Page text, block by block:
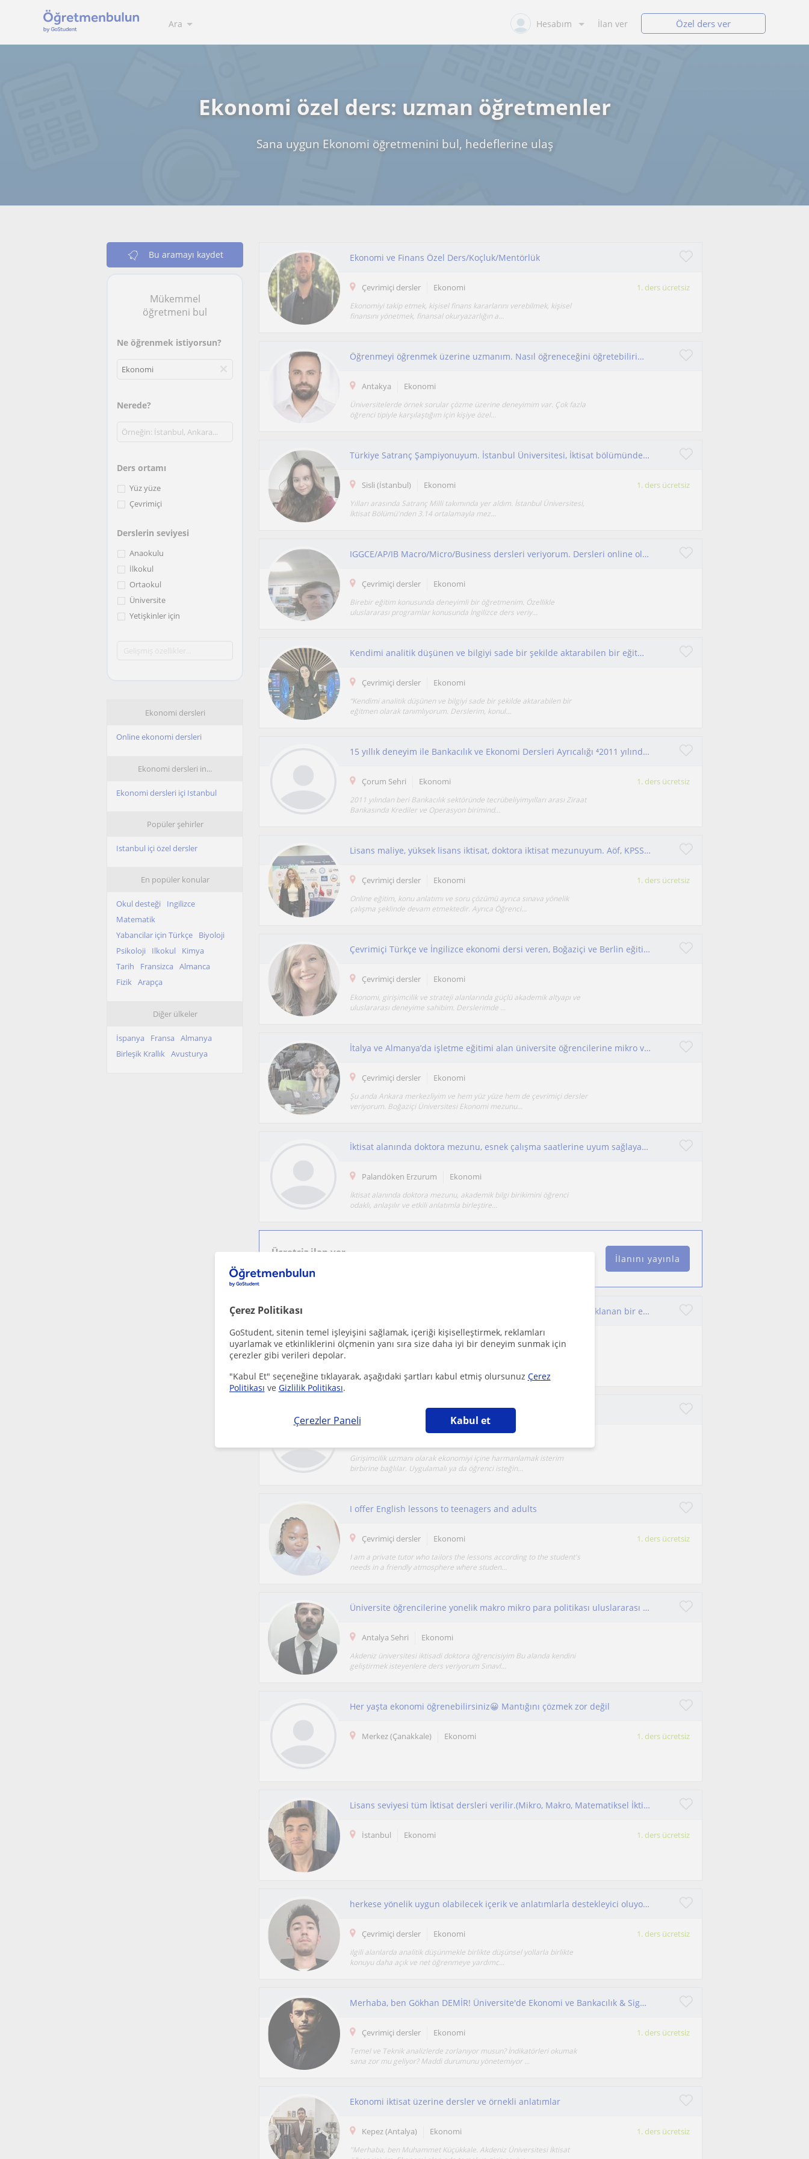
Çerez Politikası
GoStudent, sitenin temel işleyişini sağlamak, içeriği kişiselleştirmek, reklamları
uyarlamak ve etkinliklerini ölçmenin yanı sıra size daha iyi bir deneyim sunmak için
çerezler gibi verileri depolar.
"Kabul Et" seçeneğine tıklayarak, aşağıdaki şartları kabul etmiş olursunuz Çerez
Politikası ve Gizlilik Politikası.
Çerezler Paneli Kabul et
Ara Hesabım İlan ver Özel ders ver
Ekonomi özel ders: uzman öğretmenler
Sana uygun Ekonomi öğretmenini bul, hedeflerine ulaş
Bu aramayı kaydet
Mükemmel
öğretmeni bul
Ne öğrenmek istiyorsun?
Nerede?
Ders ortamı
Yüz yüze
Çevrimiçi
Derslerin seviyesi
Anaokulu
İlkokul
Ortaokul
Üniversite
Yetişkinler için
Ekonomi dersleri
Online ekonomi dersleri
Ekonomi dersleri in...
Ekonomi dersleri içi Istanbul
Popüler şehirler
Istanbul içi özel dersler
En popüler konular
Okul desteği
Ingilizce
Matematik
Yabancilar için Türkçe
Biyoloji
Psikoloji
Ilkokul
Kimya
Tarih
Fransizca
Almanca
Fizik Arapça
Diğer ülkeler
İspanya Fransa
Almanya
Birleşik Krallık Avusturya
Ekonomi ve Finans Özel Ders/Koçluk/Mentörlük
Çevrimiçi dersler Ekonomi 1. ders ücretsiz
Ekonomiyi takip etmek, kişisel finans kararlarını verebilmek, kişisel
finansını yönetmek, finansal okuryazarlığın a...
Öğrenmeyi öğrenmek üzerine uzmanım. Nasıl öğreneceğini öğretebilirim. Hazır ol!
Antakya Ekonomi
Üniversitelerde örnek sorular çözme üzerine deneyimim var. Çok fazla
öğrenci tipiyle karşılaştığım için kişiye özel...
Türkiye Satranç Şampiyonuyum. İstanbul Üniversitesi, İktisat bölümünden 3.14 ortalamayla mezun oldum
Sisli (İstanbul) Ekonomi 1. ders ücretsiz
Yılları arasında Satranç Milli takımında yer aldım. İstanbul Üniversitesi,
İktisat Bölümü'nden 3.14 ortalamayla mez...
IGGCE/AP/IB Macro/Micro/Business dersleri veriyorum. Dersleri online olarak veriyorum.
Çevrimiçi dersler Ekonomi
Birebir eğitim konusunda deneyimli bir öğretmenim. Özellikle
uluslararası programlar konusunda İngilizce ders veriy...
Kendimi analitik düşünen ve bilgiyi sade bir şekilde aktarabilen bir eğitmen olarak tanımlıyorum.
Çevrimiçi dersler Ekonomi
“Kendimi analitik düşünen ve bilgiyi sade bir şekilde aktarabilen bir
eğitmen olarak tanımlıyorum. Derslerim, konul...
15 yıllık deneyim ile Bankacılık ve Ekonomi Dersleri Ayrıcalığı ⁴2011 yılından beri Bankacılık sektöründe tecrübeliyim
Çorum Sehri Ekonomi 1. ders ücretsiz
2011 yılından beri Bankacılık sektöründe tecrübeliyimyılları arası Ziraat
Bankasında Krediler ve Operasyon birimind...
Lisans maliye, yüksek lisans iktisat, doktora iktisat mezunuyum. Aöf, KPSS alanında 10 yıllık tecrübeye sahibim.
Çevrimiçi dersler Ekonomi 1. ders ücretsiz
Online eğitim, konu anlatımı ve soru çözümü ayrıca sınava yönelik
çalışma şeklinde devam etmektedir. Ayrıca Öğrenci...
Çevrimiçi Türkçe ve İngilizce ekonomi dersi veren, Boğaziçi ve Berlin eğitimli, deneyimli akademisyen yetişkinlere uygulamalı
Çevrimiçi dersler Ekonomi
Ekonomi, girişimcilik ve strateji alanlarında güçlü akademik altyapı ve
uluslararası deneyime sahibim. Derslerimde ...
İtalya ve Almanya’da işletme eğitimi alan üniversite öğrencilerine mikro ve makro ekonomi ile çeşitli işletme dersleri verdim.
Çevrimiçi dersler Ekonomi
Şu anda Ankara merkezliyim ve hem yüz yüze hem de çevrimiçi dersler
veriyorum. Boğaziçi Üniversitesi Ekonomi mezunu...
İktisat alanında doktora mezunu, esnek çalışma saatlerine uyum sağlayabilen, tecrübeli; özellikle lisans öğrencilerine yönelik, an
Palandöken Erzurum Ekonomi
İktisat alanında doktora mezunu, akademik bilgi birikimini öğrenci
odaklı, anlaşılır ve etkili anlatımla birleştire...
Ücretsiz ilan ver
Ücretsiz bir ilan ver ve öğretmenlerin seninle iletişime geçmesini sağla
İlanını yayınla
Ekonomiyi ezberle değil, mantığını anlayarak öğrenmeye odaklanan bir eğitmenim. Karmaşık konuları sadeleştirerek, bol örnek ve sor
Çevrimiçi dersler Ekonomi
Size nasıl bir yardımım dokunur bakalım görelim bence
Girişimcilik uzmanı olarak ekonomiyi içine harmanlamak isterim
birbirine bağlılar. Uygulamalı ya da öğrenci isteğin...
I offer English lessons to teenagers and adults
Çevrimiçi dersler Ekonomi 1. ders ücretsiz
I am a private tutor who tailors the lessons according to the student's
needs in a friendly atmosphere where studen...
Üniversite öğrencilerine yonelik makro mikro para politikası uluslararası iktisad
Antalya Sehri Ekonomi
Akdeniz üniversitesi iktisadi doktora öğrencisiyim Bu alanda kendini
geliştirmek isteyenlere ders veriyorum Sınavl...
Her yaşta ekonomi öğrenebilirsiniz😀 Mantığını çözmek zor değil
Merkez (Çanakkale) Ekonomi 1. ders ücretsiz
Lisans seviyesi tüm İktisat dersleri verilir.(Mikro, Makro, Matematiksel İktisat, Uluslararası İktisat vb)
İstanbul Ekonomi 1. ders ücretsiz
herkese yönelik uygun olabilecek içerik ve anlatımlarla destekleyici oluyorum
Çevrimiçi dersler Ekonomi 1. ders ücretsiz
ilgili alanlarda analitik düşünmekle birlikte düşünsel yollarla birlikte
konuyu daha açık ve net öğrenmeye yardımc...
Merhaba, ben Gökhan DEMİR! Üniversite'de Ekonomi ve Bankacılık & Sigortacılık okuyorum.
Çevrimiçi dersler Ekonomi 1. ders ücretsiz
Temel ve Teknik analizlerde zorlanıyor musun? İndikatörleri okumak
sana zor mu geliyor? Maddi durumunu yönetemiyor ...
Ekonomi iktisat üzerine dersler ve örnekli anlatımlar
Kepez (Antalya) Ekonomi 1. ders ücretsiz
"Merhaba, ben Muhammet Küçükkale. Akdeniz Üniversitesi İktisat